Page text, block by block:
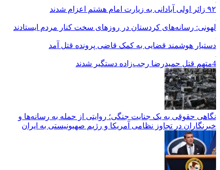
۹۲ زائر اولی آبادانی به زیارت امام هشتم اعزام شدند
لهونی: رسانه‌های کردستان در روزهای سخت کنار مردم ایستادند
دستیار هوشمند قضایی به کمک قاضی پرونده قتل آمد
4متهم قتل حمیدرضا رجب‌زاده دستگیر شدند
نگاهی حقوقی به یک جنایت جنگی؛ روایتی از حمله به رسانه‌ها و
خبرنگاران در تجاوز نظامی آمریکا و رژیم صهیونیستی به ایران